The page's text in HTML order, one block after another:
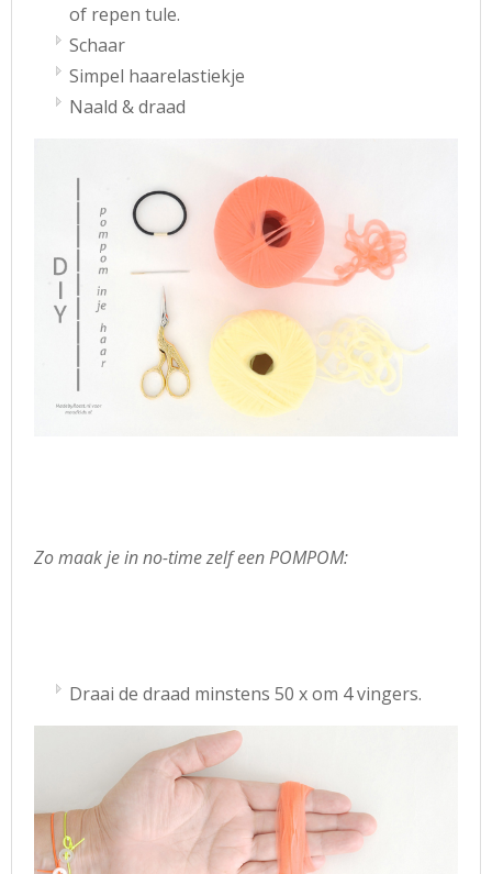
of repen tule.
Schaar
Simpel haarelastiekje
Naald & draad
Zo maak je in no-time zelf een POMPOM:
Draai de draad minstens 50 x om 4 vingers.